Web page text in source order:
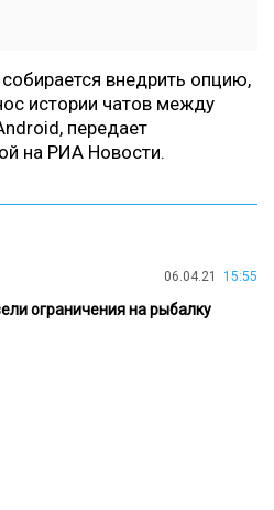
внедрить опцию,
истории чатов между
передает
на РИА Новости.
06.04.21 15:55
ограничения на рыбалку